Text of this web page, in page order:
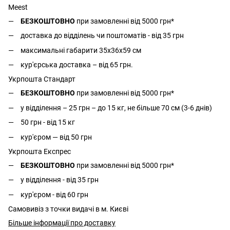
Meest
БЕЗКОШТОВНО при замовленні від 5000 грн*
доставка до відділень чи поштоматів - від 35 грн
максимальні габарити 35x36x59 см
кур'єрська доставка – від 65 грн.
Укрпошта Стандарт
БЕЗКОШТОВНО при замовленні від 5000 грн*
у відділення – 25 грн – до 15 кг, не більше 70 см (3-6 днів)
50 грн - від 15 кг
кур'єром — від 50 грн
Укрпошта Експрес
БЕЗКОШТОВНО при замовленні від 5000 грн*
у відділення - від 35 грн
кур'єром - від 60 грн
Самовивіз з точки видачі в м. Києві
Більше інформації про доставку